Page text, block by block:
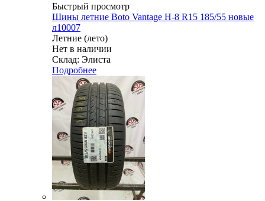
Быстрый просмотр
Шины летние Boto Vantage H-8 R15 185/55 новые
л10007
Летние (лето)
Нет в наличии
Склад: Элиста
Подробнее